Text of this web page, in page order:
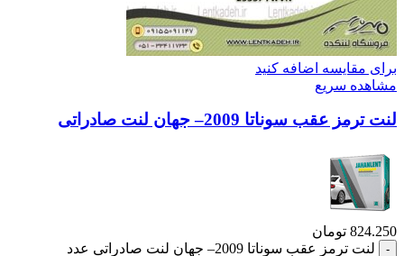
برای مقایسه اضافه کنید
مشاهده سریع
لنت ترمز عقب سوناتا 2009– جهان لنت صادراتی
824.250 تومان
لنت ترمز عقب سوناتا 2009– جهان لنت صادراتی عدد